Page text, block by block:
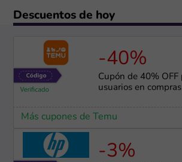
Descuentos de hoy
-40%
Cupón de 40% OFF
usuarios en
Más cupones de Temu
-3%